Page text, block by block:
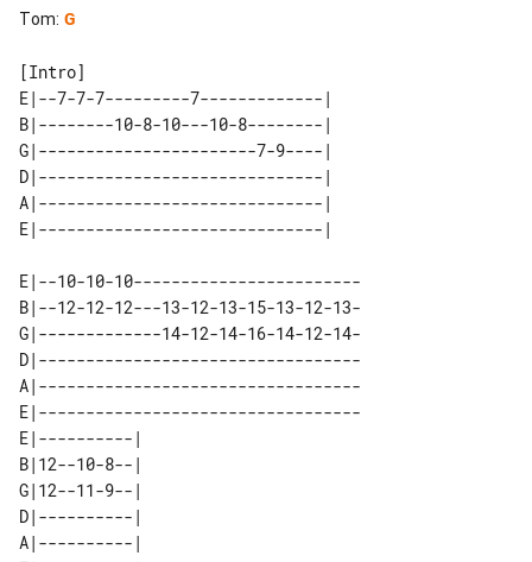
Tom: G
E|--7-7-7---------7-------------|
B|--------10-8-10---10-8--------|
G|-----------------------7-9----|
D|------------------------------|
A|------------------------------|
E|--10-10-10------------------------
B|--12-12-12---13-12-13-15-13-12-13-
G|-------------14-12-14-16-14-12-14-
D|----------------------------------
A|----------------------------------
E|----------------------------------
E|----------|
B|12--10-8--|
G|12--11-9--|
D|----------|
A|----------|